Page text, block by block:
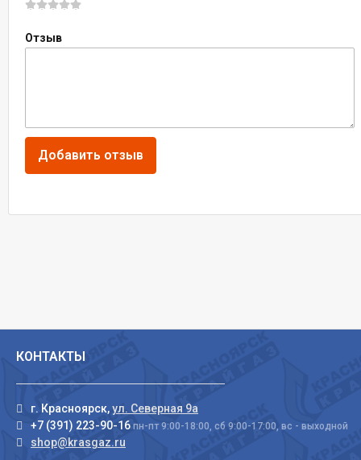
Отзыв
КОНТАКТЫ
г. Красноярск,ул. Северная 9а
+7 (391) 223-90-16 пн-пт 9:00-18:00, сб 9:00-17:00, вс - выходной
shop@krasgaz.ru